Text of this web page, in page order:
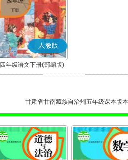
人教版
四年级语文下册(部编版)
甘肃省甘南藏族自治州五年级课本版本